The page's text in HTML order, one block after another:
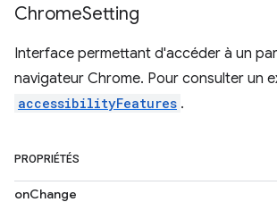
ChromeSetting
Interface permettant d'accéder à un
navigateur Chrome. Pour consulter un
accessibilityFeatures .
PROPRIÉTÉS
onChange